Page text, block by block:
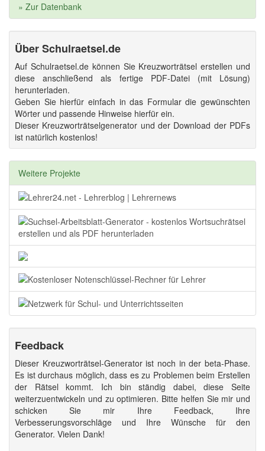
» Zur Datenbank
Über Schulraetsel.de
Auf Schulraetsel.de können Sie Kreuzworträtsel erstellen und
diese anschließend als fertige PDF-Datei (mit Lösung)
herunterladen.
Geben Sie hierfür einfach in das Formular die gewünschten
Wörter und passende Hinweise hierfür ein.
Dieser Kreuzworträtselgenerator und der Download der PDFs
ist natürlich kostenlos!
Weitere Projekte
Feedback
Dieser Kreuzworträtsel-Generator ist noch in der beta-Phase.
Es ist durchaus möglich, dass es zu Problemen beim Erstellen
der Rätsel kommt. Ich bin ständig dabei, diese Seite
weiterzuentwickeln und zu optimieren. Bitte helfen Sie mir und
schicken Sie mir Ihre Feedback, Ihre
Verbesserungsvorschläge und Ihre Wünsche für den
Generator. Vielen Dank!